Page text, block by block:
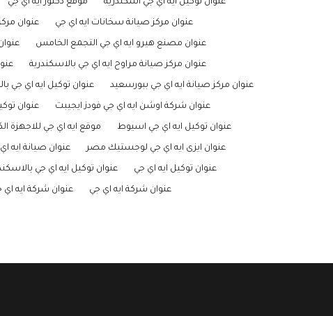
عنوان توكيل ايه اي جي اسكندرية موقع دكتور ايه اي جي
عنوان مركز صيانة سخانات ايه اي جي عنوان
عنوان مصنع هيرو ايه اي جي التجمع الخامس
عنوان مركز صيانة مراوح ايه اي جي بالاسكندرية
عنوان مركز صيانة ايه اي جي ببورسعيد عنوان توكيل ايه اي جي
عنوان شركة اوشن ايه اي جي فودز ايجيبت عنوان
عنوان توكيل ايه اي جي اسيوط موقع ايه اي جي للاجهزة
عنوان ايزى ايه اي جي لوجستيك مصر عنوان صيانة ايه
عنوان توكيل ايه اي جي عنوان توكيل ايه اي جي
عنوان شركة ايه اي جي عنوان شركة ايه اي